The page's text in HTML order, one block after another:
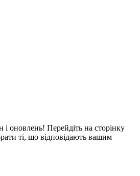
і оновлень! Перейдіть на сторінку
ті, що відповідають вашим